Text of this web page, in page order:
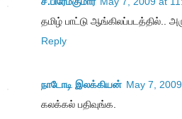
தமிழ் பாட்டு ஆங்கிலப்படத்தில்..
Reply
நாடோடி இலக்கியன் May 7,
கலக்கல் பதிவுங்க.